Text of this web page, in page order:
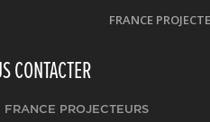
FRANCE
CONTACTER
FRANCE PROJECTEURS